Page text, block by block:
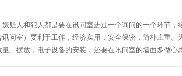
疑人和犯人都是要在讯问室进过一个询问的一个环节，
问室）要利于工作，经济实用，安全保密，简朴庄重。
、摆放，电子设备的安装，还要在讯问室的墙面多做